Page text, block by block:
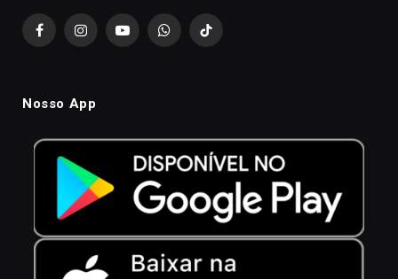
FacebookInstagramYouTubeWhatsAppTikTok
Nosso App